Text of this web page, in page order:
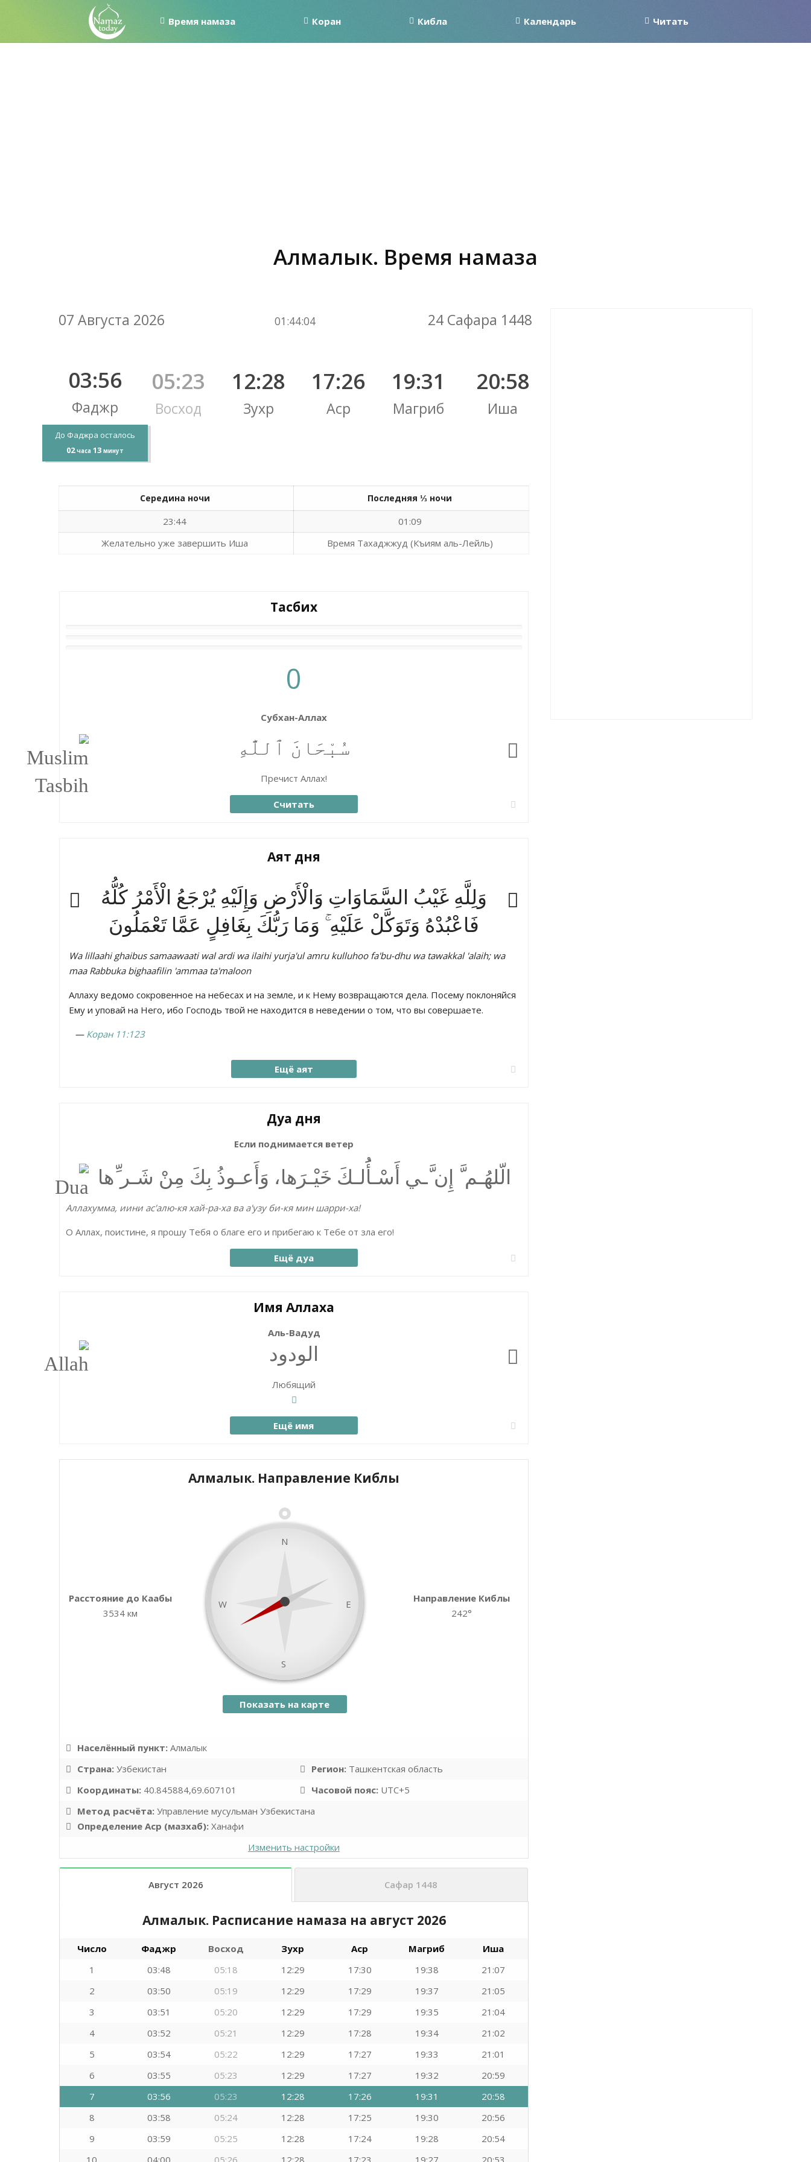
Время намаза Коран Кибла Календарь Читать
Алмалык. Время намаза
07 Августа 2026 01 :44:05 24 Сафара 1448
03:56
Фаджр
До Фаджра осталось
02 часа 13 минут
05:23
Восход
12:28
Зухр
17:26
Аср
19:31
Магриб
20:58
Иша
Середина ночи Последняя ⅓ ночи
23:44
01:09
Желательно уже завершить Иша
Время Тахаджжуд (Къиям аль-Лейль)
Тасбих
0
Субхан-Аллах
سُبْحَانَ ٱللَّٰهِ
Пречист Аллах!
Считать
Аят дня
وَلِلَّهِ غَيْبُ السَّمَاوَاتِ وَالْأَرْضِ وَإِلَيْهِ يُرْجَعُ الْأَمْرُ كُلُّهُ
فَاعْبُدْهُ وَتَوَكَّلْ عَلَيْهِ ۚ وَمَا رَبُّكَ بِغَافِلٍ عَمَّا تَعْمَلُونَ
Wa lillaahi ghaibus samaawaati wal ardi wa ilaihi yurja'ul amru kulluhoo fa'bu-dhu wa tawakkal 'alaih; wa
maa Rabbuka bighaafilin 'ammaa ta'maloon
Аллаху ведомо сокровенное на небесах и на земле, и к Нему возвращаются дела. Посему поклоняйся
Ему и уповай на Него, ибо Господь твой не находится в неведении о том, что вы совершаете.
— Коран 11:123
Ещё аят
Дуа дня
Если поднимается ветер
الّلھُـم َّ إِن َّـي أَسْـأَُلـكَ خَیْـرَھا، وَأَعـوذُ بِكَ مِنْ شَـر ِّھا
Аллахумма, иини ас'алю-кя хай-ра-ха ва а'узу би-кя мин шарри-ха!
О Аллах, поистине, я прошу Тебя о благе его и прибегаю к Тебе от зла его!
Ещё дуа
Имя Аллаха
Аль-Вадуд
الودود
Любящий
Ещё имя
Алмалык. Направление Киблы
Расстояние до Каабы
3534 км
N
E
W
S
Направление Киблы
242°
Показать на карте
Населённый пункт: Алмалык
Страна: Узбекистан Регион: Ташкентская область
Координаты: 40.845884,69.607101 Часовой пояс: UTC+5
Метод расчёта: Управление мусульман Узбекистана
Определение Аср (мазхаб): Ханафи
Изменить настройки
Август 2026 Сафар 1448
Алмалык. Расписание намаза на август 2026
Число Фаджр Восход Зухр Аср Магриб
Иша
1
03:48 05:18 12:29 17:30 19:38
21:07
2
03:50 05:19 12:29 17:29 19:37
21:05
3
03:51 05:20 12:29 17:29 19:35
21:04
4
03:52 05:21 12:29 17:28 19:34
21:02
5
03:54 05:22 12:29 17:27 19:33
21:01
6
03:55 05:23 12:29 17:27 19:32
20:59
7
03:56 05:23 12:28 17:26 19:31
20:58
8
03:58 05:24 12:28 17:25 19:30
20:56
9
03:59 05:25 12:28 17:24 19:28
20:54